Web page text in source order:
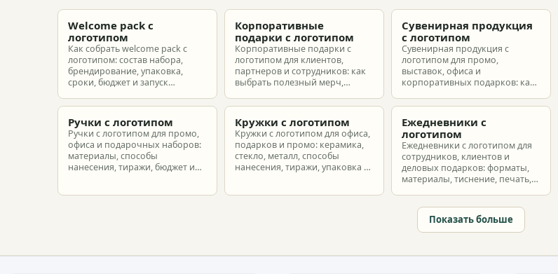
Welcome pack с
логотипом
Как собрать welcome pack с
логотипом: состав набора,
брендирование, упаковка,
сроки, бюджет и запуск
новых сотрудников.
Корпоративные
подарки с логотипом
Корпоративные подарки с
логотипом для клиентов,
партнеров и сотрудников: как
выбрать полезный мерч,
подготовить заказ без лишнего
Сувенирная продукция
с логотипом
Сувенирная продукция с
логотипом для промо,
выставок, офиса и
корпоративных подарков: как
макет и избежать лишних
Ручки с логотипом
Ручки с логотипом для промо,
офиса и подарочных наборов:
материалы, способы
нанесения, тиражи, бюджет и
Кружки с логотипом
Кружки с логотипом для офиса,
подарков и промо: керамика,
стекло, металл, способы
нанесения, тиражи, упаковка и
Ежедневники с
логотипом
Ежедневники с логотипом для
сотрудников, клиентов и
деловых подарков: форматы,
материалы, тиснение, печать,
Показать больше